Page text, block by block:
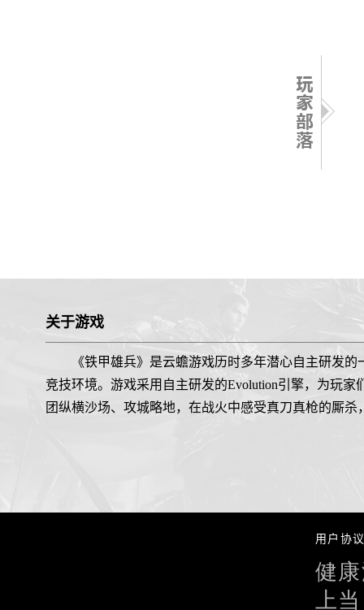
关于游戏
《铁甲雄兵》是云蟾游戏历时多年潜心自主研发
竞技环境。游戏采用自主研发的Evolution引擎，为玩
团纵横沙场、攻城略地，在战火中感受真刀真枪的厮
用户协议
健
上